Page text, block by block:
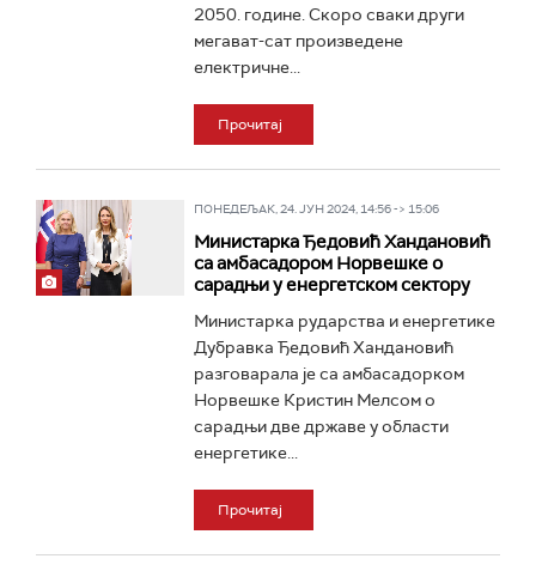
2050. године. Скоро сваки други
мегават-сат произведене
електричне...
Прочитај
ПОНЕДЕЉАК, 24. ЈУН 2024, 14:56 -> 15:06
Министарка Ђедовић Хандановић
са амбасадором Норвешке о
сарадњи у енергетском сектору
Министарка рударства и енергетике
Дубравка Ђедовић Хандановић
разговарала је са амбасадорком
Норвешке Кристин Мелсом о
сарадњи две државе у области
енергетике...
Прочитај